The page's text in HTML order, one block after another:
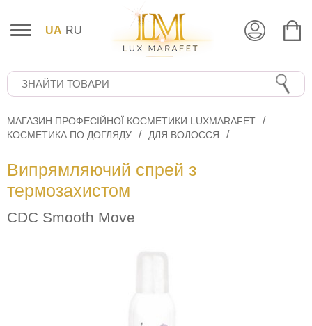
UA RU
МАГАЗИН ПРОФЕСІЙНОЇ КОСМЕТИКИ LUXMARAFET
КОСМЕТИКА ПО ДОГЛЯДУ
ДЛЯ ВОЛОССЯ
Випрямляючий спрей з
термозахистом
CDC Smooth Move